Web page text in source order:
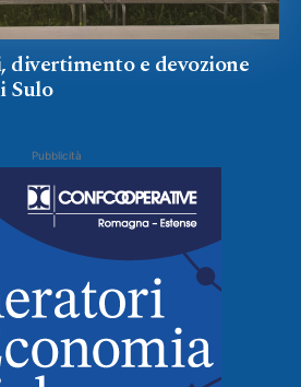
divertimento e devozione
Sulo
Pubblicità